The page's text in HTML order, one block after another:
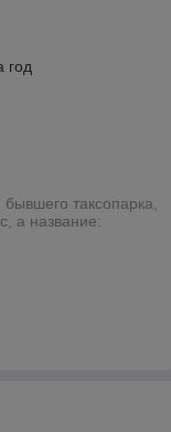
год
таксопарка,
а название: